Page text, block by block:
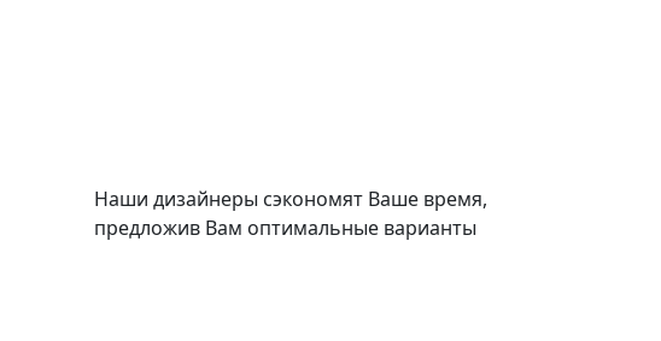
Наши дизайнеры сэкономят Ваше время,
предложив Вам оптимальные варианты